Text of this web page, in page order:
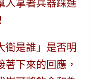
人拿著兵器踩進
衛是誰」是否明
下來的回應，